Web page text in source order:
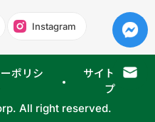
Instagram
ポリシ
サイトマッ
プ
All right reserved.